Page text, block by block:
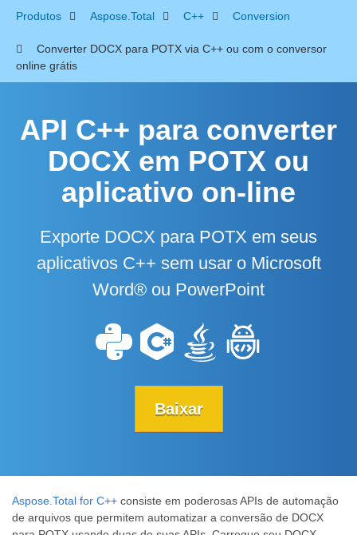
Produtos Aspose.Total C++ Conversion
Converter DOCX para POTX via C++ ou com o conversor
online grátis
API C++ para converter
DOCX em POTX ou
aplicativo on-line
Exporte DOCX para POTX em seus
aplicativos C++ sem usar o Microsoft
Word® ou PowerPoint
Baixar
Aspose.Total for C++ consiste em poderosas APIs de automação
de arquivos que permitem automatizar a conversão de DOCX